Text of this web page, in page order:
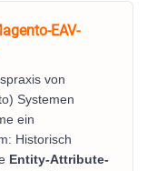
EAV-
von
Systemen
ein
Historisch
Entity-Attribute-